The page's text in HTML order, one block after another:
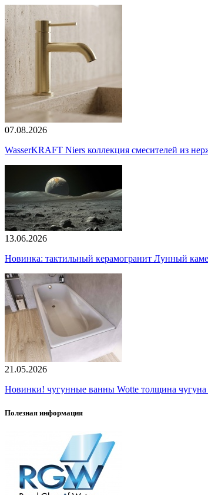
07.08.2026
WasserKRAFT Niers коллекция смесителей из
13.06.2026
Новинка: тактильный керамогранит Лунный
21.05.2026
Новинки! чугунные ванны Wotte толщина чугуна
Полезная информация